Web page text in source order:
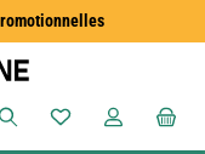
Vous avez 0